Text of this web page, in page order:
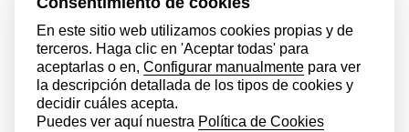
Ver más fotos